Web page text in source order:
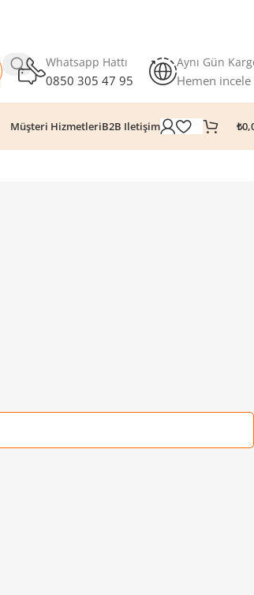
Whatsapp Hattı
0850 305 47 95
Aynı Gün
Hemen incele
Müşteri HizmetleriB2B Iletişim ₺